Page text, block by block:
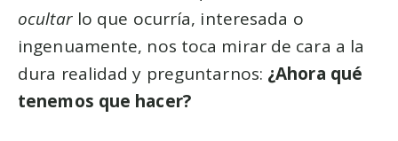
ocultar lo que ocurría, interesada o
ingenuamente, nos toca mirar de cara a la
dura realidad y preguntarnos: ¿Ahora qué
tenemos que hacer?